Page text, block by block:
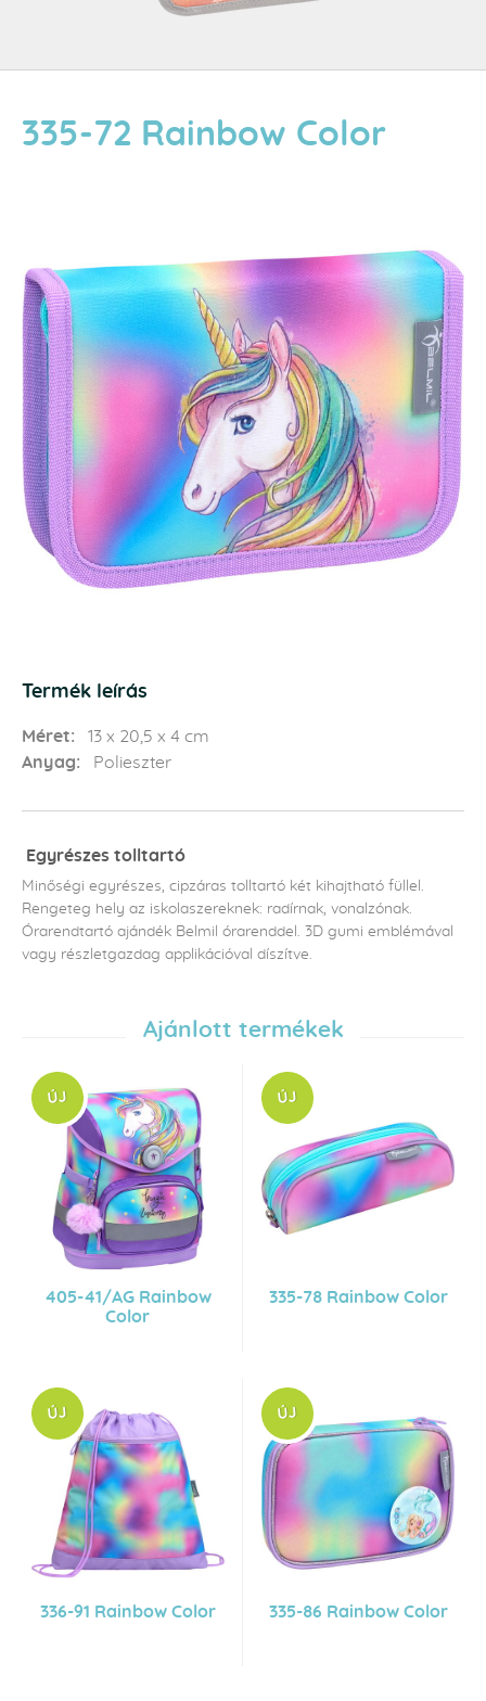
335-72 Rainbow Color
Termék leírás
Méret:
13 x 20,5 x 4 cm
Anyag:
Polieszter
Egyrészes tolltartó
Minőségi egyrészes, cipzáras tolltartó két kihajtható füllel.
Rengeteg hely az iskolaszereknek: radírnak, vonalzónak.
Órarendtartó ajándék Belmil órarenddel. 3D gumi emblémával
vagy részletgazdag applikációval díszítve.
Ajánlott termékek
405-41/AG Rainbow
Color
335-78 Rainbow Color
336-91 Rainbow Color 335-86 Rainbow Color